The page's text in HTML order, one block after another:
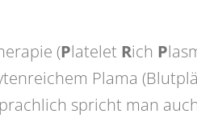
(Platelet Rich P
Plama
spricht man